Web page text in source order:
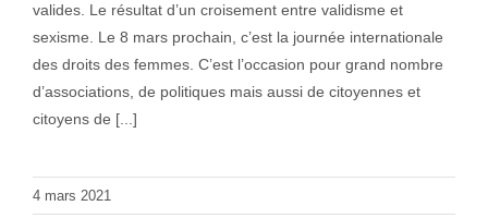
valides. Le résultat d’un croisement entre validisme et
sexisme. Le 8 mars prochain, c’est la journée internationale
des droits des femmes. C’est l’occasion pour grand nombre
d’associations, de politiques mais aussi de citoyennes et
citoyens de [...]
4 mars 2021